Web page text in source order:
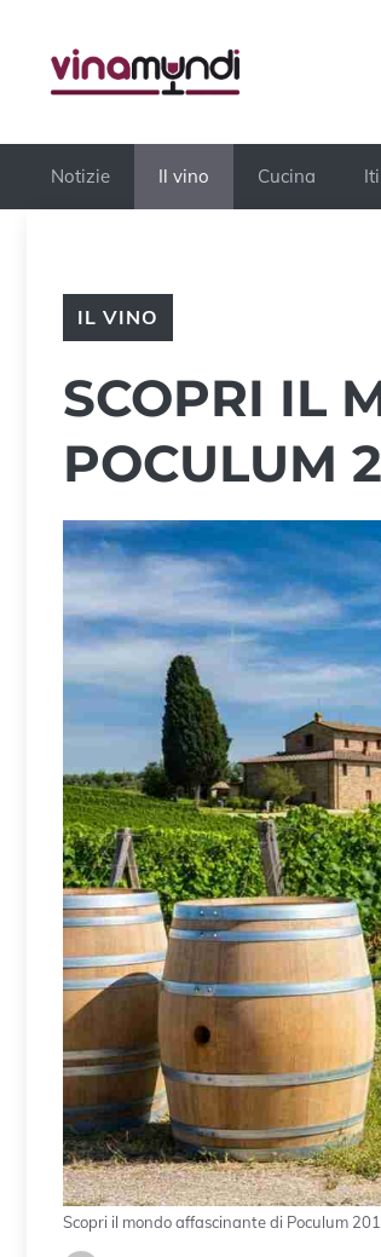
contenuto
Notizie Il vino Cucina
IL VINO
SCOPRI IL
POCULUM
Scopri il mondo affascinante di Poculum